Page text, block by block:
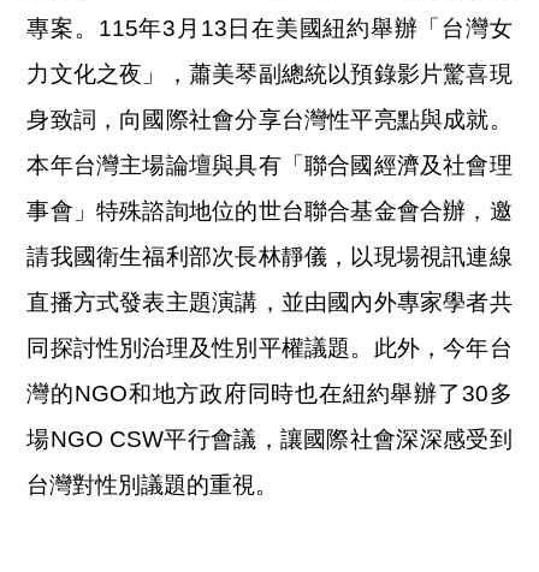
專案。115年3月13日在美國紐約舉辦「台灣女
力文化之夜」，蕭美琴副總統以預錄影片驚喜現
身致詞，向國際社會分享台灣性平亮點與成就。
本年台灣主場論壇與具有「聯合國經濟及社會理
事會」特殊諮詢地位的世台聯合基金會合辦，邀
請我國衛生福利部次長林靜儀，以現場視訊連線
直播方式發表主題演講，並由國內外專家學者共
同探討性別治理及性別平權議題。此外，今年台
灣的NGO和地方政府同時也在紐約舉辦了30多
場NGO CSW平行會議，讓國際社會深深感受到
台灣對性別議題的重視。